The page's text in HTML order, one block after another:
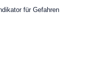
für Gefahren